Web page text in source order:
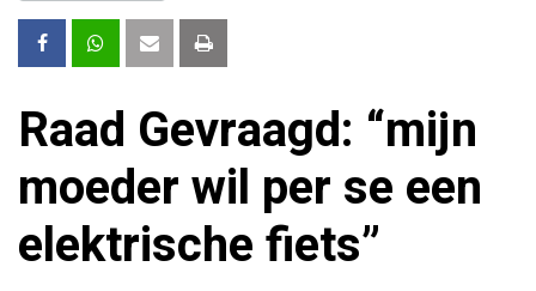
Raad Gevraagd: “mijn
moeder wil per se een
elektrische fiets”